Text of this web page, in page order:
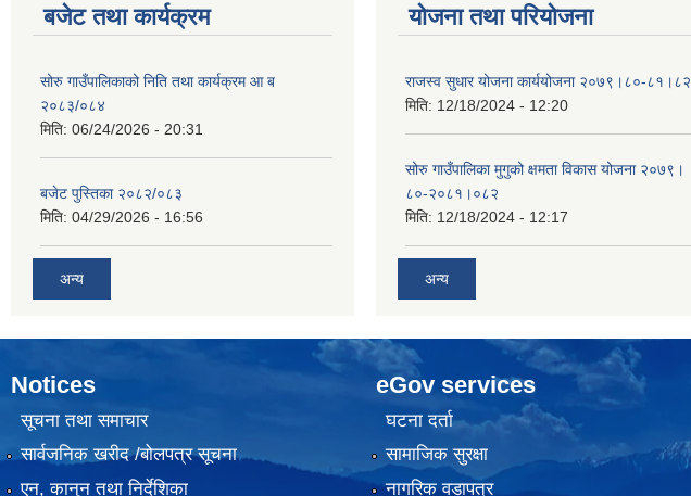
बजेट तथा कार्यक्रम
सोरु गाउँपालिकाको निति तथा कार्यक्रम आ ब
२०८३/०८४
मिति: 06/24/2026 - 20:31
बजेट पुस्तिका २०८२/०८३
मिति: 04/29/2026 - 16:56
अन्य
योजना तथा परियोजना
राजस्व सुधार योजना कार्ययोजना २०७९।८०-८१।८२
मिति: 12/18/2024 - 12:20
सोरु गाउँपालिका मुगुको क्षमता विकास योजना २०७९।
८०-२०८१।०८२
मिति: 12/18/2024 - 12:17
अन्य
Notices
सूचना तथा समाचार
सार्वजनिक खरीद /बोलपत्र सूचना
एन, कानुन तथा निर्देशिका
eGov services
घटना दर्ता
सामाजिक सुरक्षा
नागरिक वडापत्र